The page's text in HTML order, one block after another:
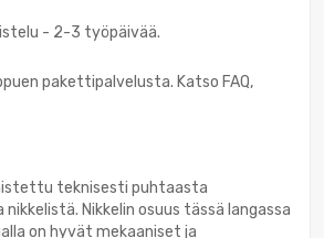
- 2-3 työpäivää.
pakettipalvelusta. Katso FAQ,
teknisesti puhtaasta
Nikkelin osuus tässä langassa
on hyvät mekaaniset ja